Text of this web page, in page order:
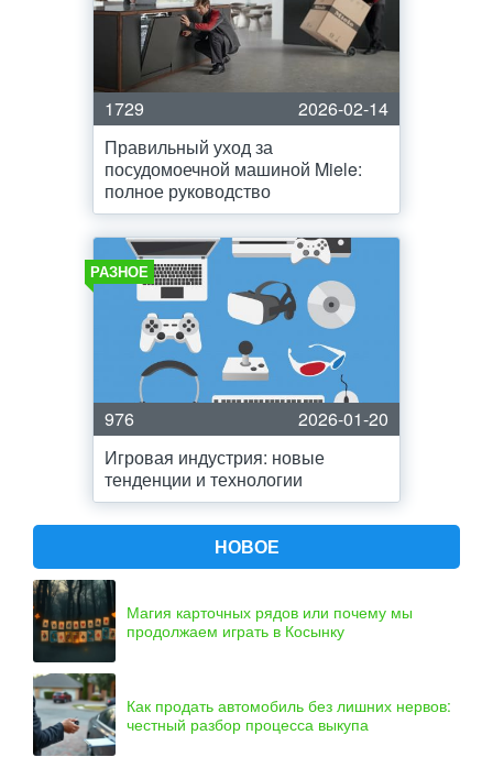
1729
2026-02-14
Правильный уход за
посудомоечной машиной Miele:
полное руководство
РАЗНОЕ
976
2026-01-20
Игровая индустрия: новые
тенденции и технологии
НОВОЕ
Магия карточных рядов или почему мы
продолжаем играть в Косынку
Как продать автомобиль без лишних нервов:
честный разбор процесса выкупа